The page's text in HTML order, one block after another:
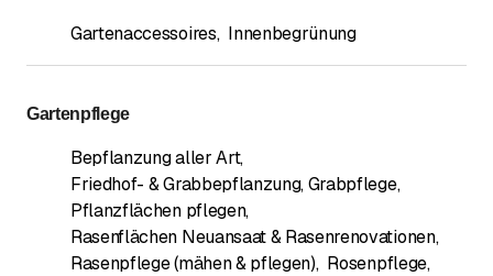
Gartenaccessoires, Innenbegrünung
Gartenpflege
Bepflanzung aller Art,
Friedhof- & Grabbepflanzung, Grabpflege,
Pflanzflächen pflegen,
Rasenflächen Neuansaat & Rasenrenovationen,
Rasenpflege (mähen & pflegen), Rosenpflege,